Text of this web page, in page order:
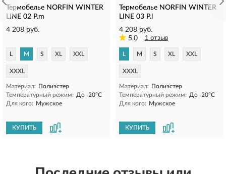
Термобелье NORFIN WINTER
LINE 02 Р.m
4 208 руб.
M S XL XXL
XXXL
Материал: Полиэстер
Температурный режим: До -20°C
Для кого: Мужское
КУПИТЬ
Термобелье NORFIN WINTER
LINE 03 Р.l
4 208 руб.
5.0
1 отзыв
M S XL XXL
XXXL
Материал: Полиэстер
Температурный режим: До -20°C
Для кого: Мужское
КУПИТЬ